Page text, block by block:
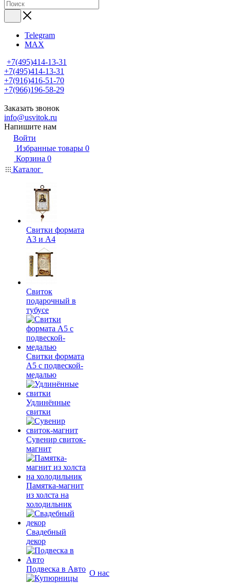
Telegram
MAX
+7(495)414-13-31
+7(495)414-13-31
+7(916)416-51-70
+7(966)196-58-29
Заказать звонок
info@usvitok.ru
Напишите нам
Войти
Избранные товары 0
Корзина 0
Каталог
Свитки формата
А3 и А4
Свиток
подарочный в
тубусе
Свитки формата
А5 с подвеской-
медалью
Удлинённые
свитки
Сувенир свиток-
магнит
Памятка-магнит
из холста на
холодильник
Свадебный
декор
Подвеска в Авто О нас